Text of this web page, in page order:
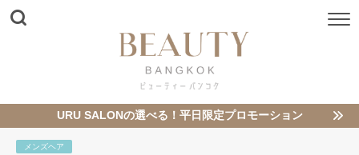
URU SALONの選べる！平日限定プロモーション
メンズヘア